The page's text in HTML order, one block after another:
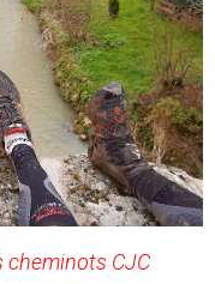
cheminots CJC